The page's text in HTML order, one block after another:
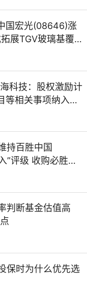
国宏光(08646)涨
展TGV玻璃基覆铜
科技：股权激励计
等相关事项纳入专
核指标
持百胜中国
”评级 收购必胜客
加速成长 信息
判断基金估值高
保时为什么优先选